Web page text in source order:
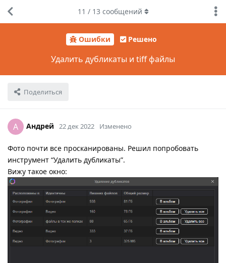
Ошибки Решено
Удалить дубликаты и tiff файлы
Поделиться
11 / 13 сообщений
А Андрей 22 дек 2022 Изменено
Фото почти все просканированы. Решил попробовать
инструмент “Удалить дубликаты”.
Вижу такое окно: